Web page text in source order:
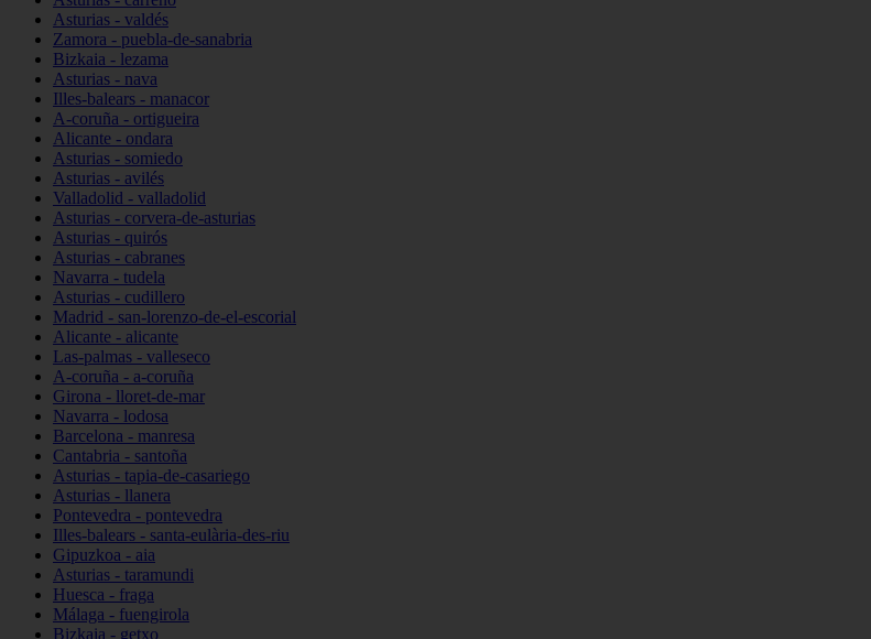
Asturias - valdés
Zamora - puebla-de-sanabria
Bizkaia - lezama
Asturias - nava
Illes-balears - manacor
A-coruña - ortigueira
Alicante - ondara
Asturias - somiedo
Asturias - avilés
Valladolid - valladolid
Asturias - corvera-de-asturias
Asturias - quirós
Asturias - cabranes
Navarra - tudela
Asturias - cudillero
Madrid - san-lorenzo-de-el-escorial
Alicante - alicante
Las-palmas - valleseco
A-coruña - a-coruña
Girona - lloret-de-mar
Navarra - lodosa
Barcelona - manresa
Cantabria - santoña
Asturias - tapia-de-casariego
Asturias - llanera
Pontevedra - pontevedra
Illes-balears - santa-eulària-des-riu
Gipuzkoa - aia
Asturias - taramundi
Huesca - fraga
Málaga - fuengirola
Bizkaia - getxo